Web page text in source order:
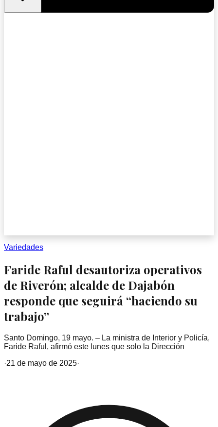
Variedades
Faride Raful desautoriza operativos
de Riverón; alcalde de Dajabón
responde que seguirá “haciendo su
trabajo”
Santo Domingo, 19 mayo. – La ministra de Interior y Policía,
Faride Raful, afirmó este lunes que solo la Dirección
·21 de mayo de 2025·